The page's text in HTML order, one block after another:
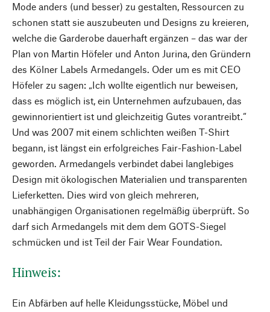
Mode anders (und besser) zu gestalten, Ressourcen zu
schonen statt sie auszubeuten und Designs zu kreieren,
welche die Garderobe dauerhaft ergänzen – das war der
Plan von Martin Höfeler und Anton Jurina, den Gründern
des Kölner Labels Armedangels. Oder um es mit CEO
Höfeler zu sagen: „Ich wollte eigentlich nur beweisen,
dass es möglich ist, ein Unternehmen aufzubauen, das
gewinnorientiert ist und gleichzeitig Gutes vorantreibt.“
Und was 2007 mit einem schlichten weißen T-Shirt
begann, ist längst ein erfolgreiches Fair-Fashion-Label
geworden. Armedangels verbindet dabei langlebiges
Design mit ökologischen Materialien und transparenten
Lieferketten. Dies wird von gleich mehreren,
unabhängigen Organisationen regelmäßig überprüft. So
darf sich Armedangels mit dem dem GOTS-Siegel
schmücken und ist Teil der Fair Wear Foundation.
Hinweis:
Ein Abfärben auf helle Kleidungsstücke, Möbel und